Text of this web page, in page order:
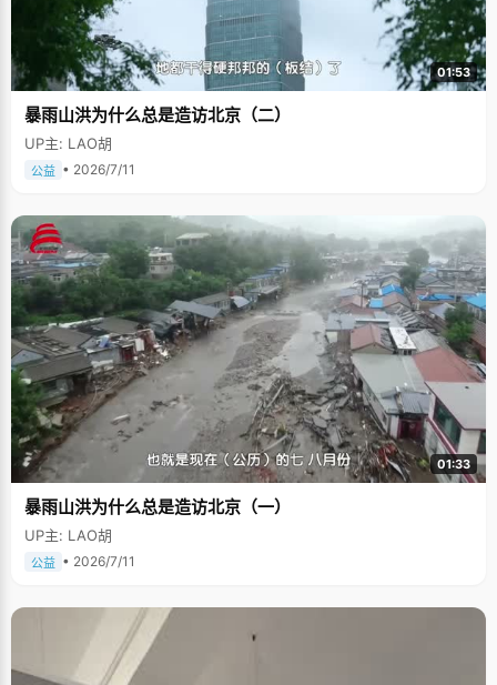
01:53
暴雨山洪为什么总是造访北京（二）
UP主: LAO胡
公益 • 2026/7/11
01:33
暴雨山洪为什么总是造访北京（一）
UP主: LAO胡
公益 • 2026/7/11